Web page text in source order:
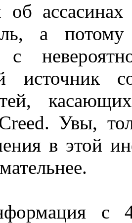
об
а потому
с
источник
Увы,
в этой
с